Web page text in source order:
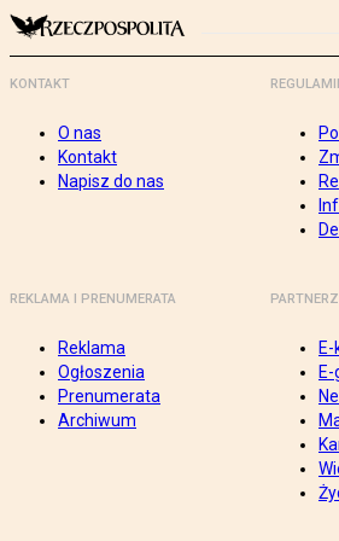
KONTAKT
O nas
Kontakt
Napisz do nas
REKLAMA I PRENUMERATA
Reklama
Ogłoszenia
Prenumerata
Archiwum
E-